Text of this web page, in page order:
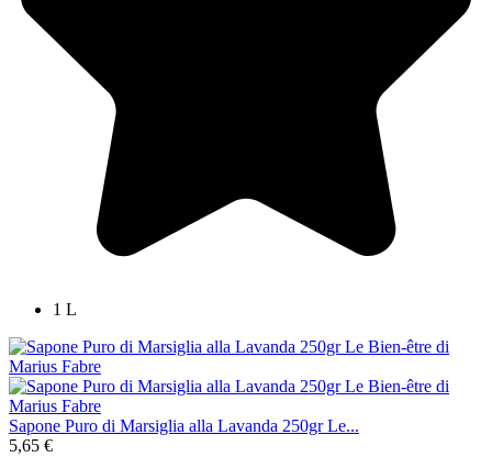
1 L
Sapone Puro di Marsiglia alla Lavanda 250gr Le...
5,65 €